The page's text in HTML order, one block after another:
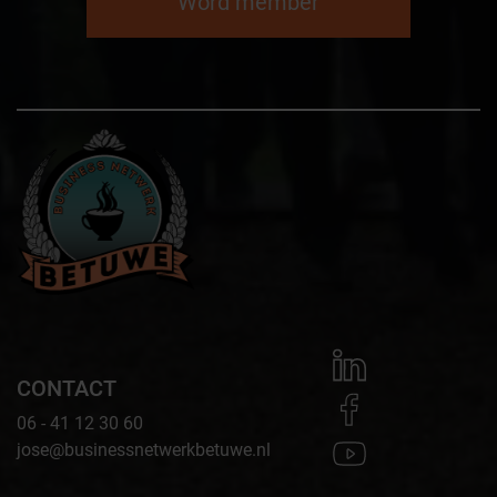
CONTACT
06 - 41 12 30 60
jose@businessnetwerkbetuwe.nl